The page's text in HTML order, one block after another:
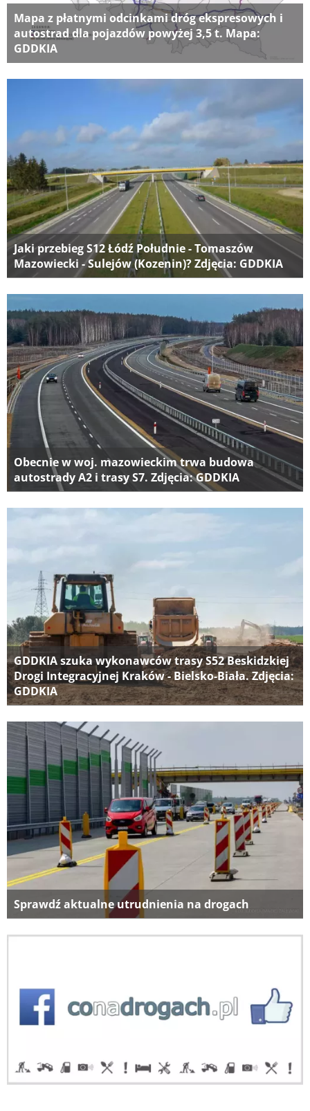
Mapa z płatnymi odcinkami dróg ekspresowych i
autostrad dla pojazdów powyżej 3,5 t. Mapa:
GDDKIA
Jaki przebieg S12 Łódź Południe - Tomaszów
Mazowiecki - Sulejów (Kozenin)? Zdjęcia: GDDKIA
Obecnie w woj. mazowieckim trwa budowa
autostrady A2 i trasy S7. Zdjęcia: GDDKIA
GDDKIA szuka wykonawców trasy S52 Beskidzkiej
Drogi Integracyjnej Kraków - Bielsko-Biała. Zdjęcia:
GDDKIA
Sprawdź aktualne utrudnienia na drogach